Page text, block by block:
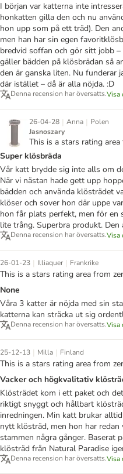
I början var katterna inte
honkatten gilla den och nu
hon upp som på ett träd). Den
men han har sin egen
bredvid soffan och gör sitt jobb
gäller bädden på klösbrädan så
den är ganska liten. Nu funderar
där istället – då är alla nöjda. :D
Denna recension har översatts.Visa
26-04-28 | Anna | Polen
Jasnoszary
This is a stars rating
Super klösbräda
Vår katt brydde sig inte alls om
När vi nästan hade gett upp
bädden och använda klösträdet
klöser och sover hon där uppe
hon får plats perfekt, men för en
lite trång. Superbra produkt. Den
Denna recension har översatts.Visa
26-01-23 | Illiaquer | Frankrike
This is a stars rating area from
None
Våra 3 katter är nöjda med sin
katterna kan sträcka ut sig
Denna recension har översatts.Visa
25-12-13 | Milla | Finland
This is a stars rating area from
Vacker och högkvalitativ
Klösträdet kom i ett paket och
riktigt snyggt och hållbart
inredningen. Min katt brukar
nytt klösträd, men hon har
stammen några gånger. Baserat
klösträd från Natural Paradise
Denna recension har översatts.Visa